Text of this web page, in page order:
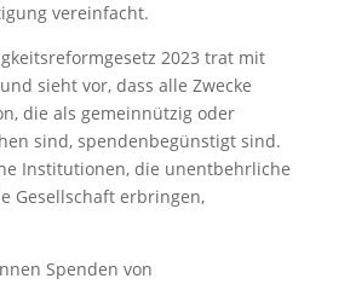
vereinfacht.
2023 trat mit
sieht vor, dass alle Zwecke
die als gemeinnützig oder
sind, spendenbegünstigt sind.
Institutionen, die unentbehrliche
Gesellschaft erbringen,
Spenden von